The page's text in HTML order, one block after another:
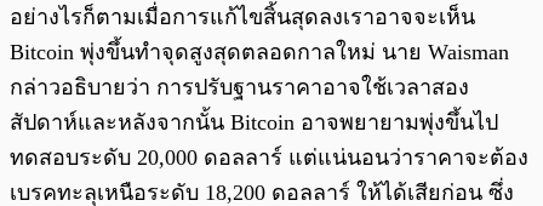
อย่างไรก็ตามเมื่อการแก้ไขสิ้นสุดลงเราอาจจะเห็น
Bitcoin พุ่งขึ้นทำจุดสูงสุดตลอดกาลใหม่ นาย Waisman
กล่าวอธิบายว่า การปรับฐานราคาอาจใช้เวลาสอง
สัปดาห์และหลังจากนั้น Bitcoin อาจพยายามพุ่งขึ้นไป
ทดสอบระดับ 20,000 ดอลลาร์ แต่แน่นอนว่าราคาจะต้อง
เบรคทะลุเหนือระดับ 18,200 ดอลลาร์ ให้ได้เสียก่อน ซึ่ง